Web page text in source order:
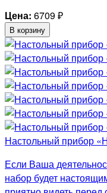
Цена: 6709₽
В корзину
Настольный прибор
Если Ваша
набор будет